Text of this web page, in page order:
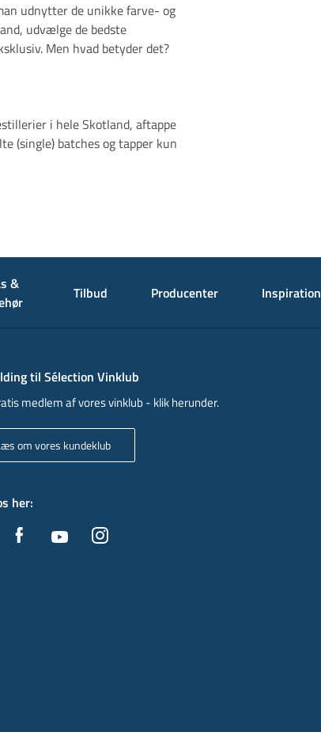
udnytter de unikke farve- og
udvælge de bedste
Men hvad betyder det?
i hele Skotland, aftappe
(single) batches og tapper kun
&
Tilbud Producenter Inspiration
til Sélection Vinklub
medlem af vores vinklub - klik herunder.
om vores kundeklub
her: